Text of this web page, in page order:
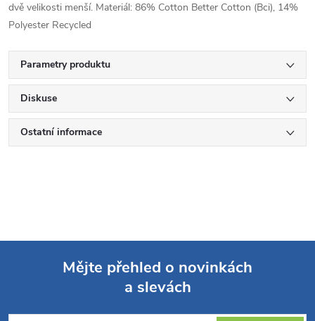
dvě velikosti menší. Materiál: 86% Cotton Better Cotton (Bci), 14%
Polyester Recycled
Parametry produktu
Diskuse
Ostatní informace
Mějte přehled o novinkách
a slevách